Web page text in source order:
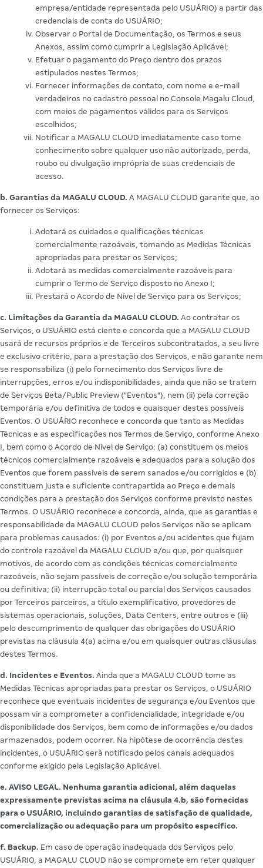
empresa/entidade representada pelo USUÁRIO) a partir das
credenciais de conta do USUÁRIO;
Observar o Portal de Documentação, os Termos e seus
Anexos, assim como cumprir a Legislação Aplicável;
Efetuar o pagamento do Preço dentro dos prazos
estipulados nestes Termos;
Fornecer informações de contato, com nome e e-mail
verdadeiros no cadastro pessoal no Console Magalu Cloud,
com meios de pagamentos válidos para os Serviços
escolhidos;
Notificar a MAGALU CLOUD imediatamente caso tome
conhecimento sobre qualquer uso não autorizado, perda,
roubo ou divulgação imprópria de suas credenciais de
acesso.
b. Garantias da MAGALU CLOUD. A MAGALU CLOUD garante que, ao
fornecer os Serviços:
Adotará os cuidados e qualificações técnicas
comercialmente razoáveis, tomando as Medidas Técnicas
apropriadas para prestar os Serviços;
Adotará as medidas comercialmente razoáveis para
cumprir o Termo de Serviço disposto no Anexo I;
Prestará o Acordo de Nível de Serviço para os Serviços;
c. Limitações da Garantia da MAGALU CLOUD. Ao contratar os
Serviços, o USUÁRIO está ciente e concorda que a MAGALU CLOUD
usará de recursos próprios e de Terceiros subcontratados, a seu livre
e exclusivo critério, para a prestação dos Serviços, e não garante nem
se responsabiliza (i) pelo fornecimento dos Serviços livre de
interrupções, erros e/ou indisponibilidades, ainda que não se tratem
de Serviços Beta/Public Preview ("Eventos"), nem (ii) pela correção
temporária e/ou definitiva de todos e quaisquer destes possíveis
Eventos. O USUÁRIO reconhece e concorda que tanto as Medidas
Técnicas e as especificações nos Termos de Serviço, conforme Anexo
I, bem como o Acordo de Nível de Serviço: (a) constituem os meios
técnicos comercialmente razoáveis e adequados para a solução dos
Eventos que forem passíveis de serem sanados e/ou corrigidos e (b)
constituem justa e suficiente contrapartida ao Preço e demais
condições para a prestação dos Serviços conforme previsto nestes
Termos. O USUÁRIO reconhece e concorda, ainda, que as garantias e
responsabilidade da MAGALU CLOUD pelos Serviços não se aplicam
para problemas causados: (i) por Eventos e/ou acidentes que fujam
do controle razoável da MAGALU CLOUD e/ou que, por quaisquer
motivos, de acordo com as condições técnicas comercialmente
razoáveis, não sejam passíveis de correção e/ou solução temporária
ou definitiva; (ii) interrupção total ou parcial dos Serviços causados
por Terceiros parceiros, a título exemplificativo, provedores de
sistemas operacionais, soluções, Data Centers, entre outros e (iii)
pelo descumprimento de qualquer das obrigações do USUÁRIO
previstas na cláusula 4(a) acima e/ou em quaisquer outras cláusulas
destes Termos.
d. Incidentes e Eventos. Ainda que a MAGALU CLOUD tome as
Medidas Técnicas apropriadas para prestar os Serviços, o USUÁRIO
reconhece que eventuais incidentes de segurança e/ou Eventos que
possam vir a comprometer a confidencialidade, integridade e/ou
disponibilidade dos Serviços, bem como de informações e/ou dados
armazenados, podem ocorrer. Na hipótese de ocorrência destes
incidentes, o USUÁRIO será notificado pelos canais adequados
conforme exigido pela Legislação Aplicável.
e. AVISO LEGAL. Nenhuma garantia adicional, além daquelas
expressamente previstas acima na cláusula 4.b, são fornecidas
para o USUÁRIO, incluindo garantias de satisfação de qualidade,
comercialização ou adequação para um propósito específico.
f. Backup. Em caso de operação inadequada dos Serviços pelo
USUÁRIO, a MAGALU CLOUD não se compromete em reter qualquer